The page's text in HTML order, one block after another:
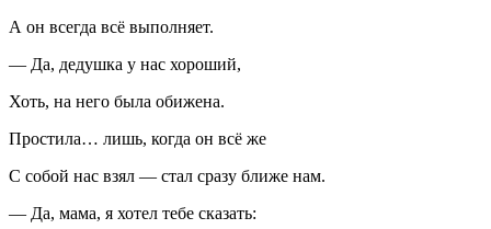
А он всегда всё выполняет.
— Да, дедушка у нас хороший,
Хоть, на него была обижена.
Простила… лишь, когда он всё же
С собой нас взял — стал сразу ближе нам.
— Да, мама, я хотел тебе сказать: